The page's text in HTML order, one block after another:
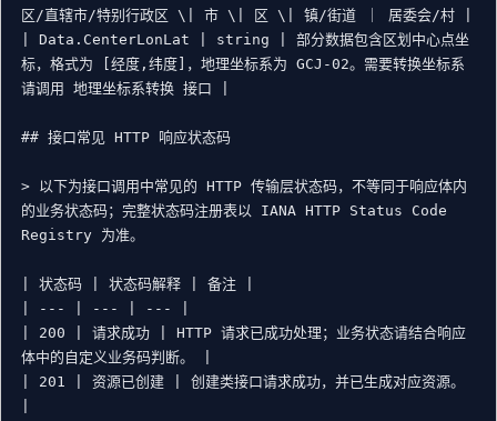
区/直辖市/特别行政区 \| 市 \| 区 \| 镇/街道 ｜ 居委会/村 |
| Data.CenterLonLat | string | 部分数据包含区划中心点坐
标，格式为 [经度,纬度]，地理坐标系为 GCJ-02。需要转换坐标系
请调用 地理坐标系转换 接口 |
## 接口常见 HTTP 响应状态码
> 以下为接口调用中常见的 HTTP 传输层状态码，不等同于响应体内
的业务状态码；完整状态码注册表以 IANA HTTP Status Code
Registry 为准。
| 状态码 | 状态码解释 | 备注 |
| --- | --- | --- |
| 200 | 请求成功 | HTTP 请求已成功处理；业务状态请结合响应
体中的自定义业务码判断。 |
| 201 | 资源已创建 | 创建类接口请求成功，并已生成对应资源。